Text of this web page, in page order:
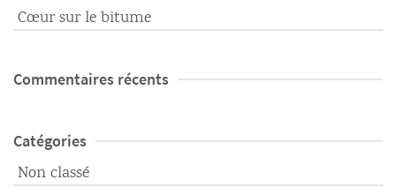
Cœur sur le bitume
Commentaires récents
Catégories
Non classé